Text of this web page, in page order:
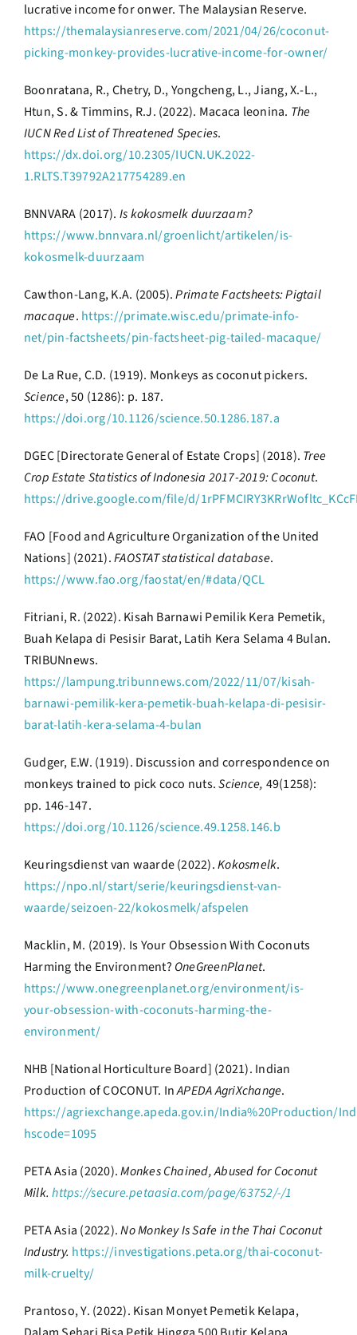
lucrative income for onwer. The Malaysian Reserve.
https://themalaysianreserve.com/2021/04/26/coconut-
picking-monkey-provides-lucrative-income-for-owner/
Boonratana, R., Chetry, D., Yongcheng, L., Jiang, X.-L.,
Htun, S. & Timmins, R.J. (2022). Macaca leonina. The
IUCN Red List of Threatened Species.
https://dx.doi.org/10.2305/IUCN.UK.2022-
1.RLTS.T39792A217754289.en
BNNVARA (2017). Is kokosmelk duurzaam?
https://www.bnnvara.nl/groenlicht/artikelen/is-
kokosmelk-duurzaam
Cawthon-Lang, K.A. (2005).Primate Factsheets: Pigtail
macaque. https://primate.wisc.edu/primate-info-
net/pin-factsheets/pin-factsheet-pig-tailed-macaque/
De La Rue, C.D. (1919). Monkeys as coconut pickers.
Science, 50 (1286): p. 187.
https://doi.org/10.1126/science.50.1286.187.a
DGEC [Directorate General of Estate Crops] (2018). Tree
Crop Estate Statistics of Indonesia 2017-2019: Coconut.
https://drive.google.com/file/d/
FAO [Food and Agriculture Organization of the United
Nations] (2021).FAOSTAT statistical database.
https://www.fao.org/faostat/en/#data/QCL
Fitriani, R. (2022). Kisah Barnawi Pemilik Kera Pemetik,
Buah Kelapa di Pesisir Barat, Latih Kera Selama 4 Bulan.
TRIBUNnews.
https://lampung.tribunnews.com/2022/11/07/kisah-
barnawi-pemilik-kera-pemetik-buah-kelapa-di-pesisir-
barat-latih-kera-selama-4-bulan
Gudger, E.W. (1919). Discussion and correspondence on
monkeys trained to pick coco nuts.Science, 49(1258):
pp. 146-147.
https://doi.org/10.1126/science.49.1258.146.b
Keuringsdienst van waarde (2022).Kokosmelk.
https://npo.nl/start/serie/keuringsdienst-van-
waarde/seizoen-22/kokosmelk/afspelen
Macklin, M. (2019). Is Your Obsession With Coconuts
Harming the Environment? OneGreenPlanet.
https://www.onegreenplanet.org/environment/is-
your-obsession-with-coconuts-harming-the-
environment/
NHB [National Horticulture Board] (2021). Indian
Production of COCONUT. InAPEDA AgriXchange.
https://agriexchange.apeda.gov.in/India%20Production/
hscode=1095
PETA Asia (2020).Monkes Chained, Abused for Coconut
Milk.https://secure.petaasia.com/page/63752/-/1
PETA Asia (2022).No Monkey Is Safe in the Thai Coconut
Industry. https://investigations.peta.org/thai-coconut-
milk-cruelty/
Prantoso, Y. (2022). Kisan Monyet Pemetik Kelapa,